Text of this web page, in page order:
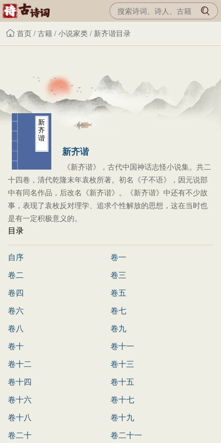
首页/古籍 /小说家类/ 新齐谐目录
新
齐
谐
新齐谐
《新齐谐》，古代中国神话志怪小说集。共二
十四卷，清代乾隆末年袁枚所著。初名《子不语》，因元说部
中有同名作品，后改名《新齐谐》。《新齐谐》中还有不少故
事，表现了袁枚反对理学、追求个性解放的思想，这在当时也
是有一定积极意义的。
目录
自序
卷一
卷二
卷三
卷四
卷五
卷六
卷七
卷八
卷九
卷十
卷十一
卷十二
卷十三
卷十四
卷十五
卷十六
卷十七
卷十八
卷十九
卷二十
卷二十一